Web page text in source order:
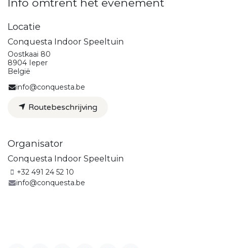
Locatie
Conquesta Indoor Speeltuin
Oostkaai 80
8904 Ieper
België
info@conquesta.be
Routebeschrijving
Organisator
Conquesta Indoor Speeltuin
+32 491 24 52 10
info@conquesta.be